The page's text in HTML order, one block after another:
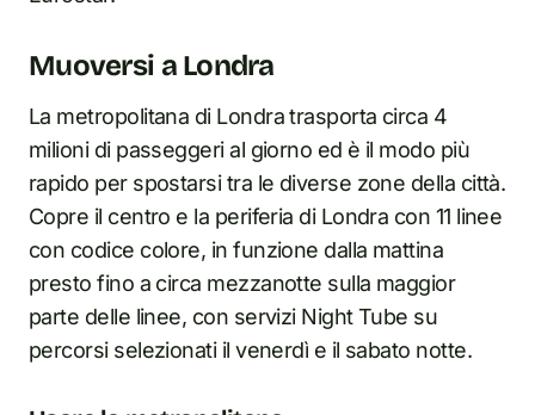
Muoversi a Londra
La metropolitana di Londra trasporta circa 4
milioni di passeggeri al giorno ed è il modo più
rapido per spostarsi tra le diverse zone della città.
Copre il centro e la periferia di Londra con 11 linee
con codice colore, in funzione dalla mattina
presto fino a circa mezzanotte sulla maggior
parte delle linee, con servizi Night Tube su
percorsi selezionati il venerdì e il sabato notte.